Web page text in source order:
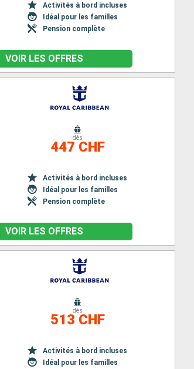
Activités à bord incluses
Idéal pour les familles
Pension complète
VOIR LES OFFRES
dès
447 CHF
Activités à bord incluses
Idéal pour les familles
Pension complète
VOIR LES OFFRES
dès
513 CHF
Activités à bord incluses
Idéal pour les familles